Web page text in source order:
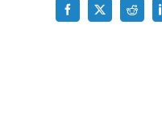
Facebook
X Reddit